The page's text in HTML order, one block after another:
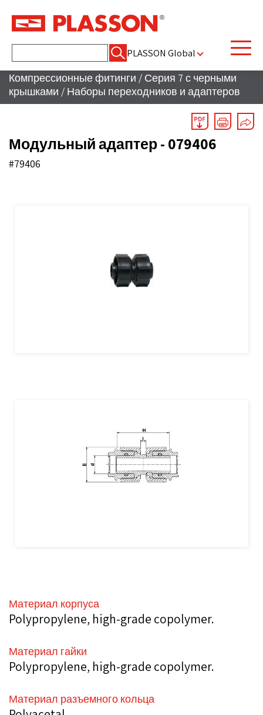
PLASSON Global
Компрессионные фитинги / Серия 7 с черными
крышками / Наборы переходников и адаптеров
Модульный адаптер - 079406
#79406
Материал корпуса
Polypropylene, high-grade copolymer.
Материал гайки
Polypropylene, high-grade copolymer.
Материал разъемного кольца